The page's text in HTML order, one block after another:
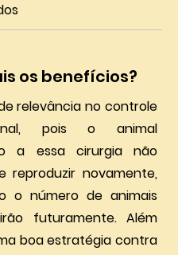
os benefícios?
relevância no controle
pois o animal
a essa cirurgia não
reproduzir novamente,
o número de animais
futuramente. Além
boa estratégia contra